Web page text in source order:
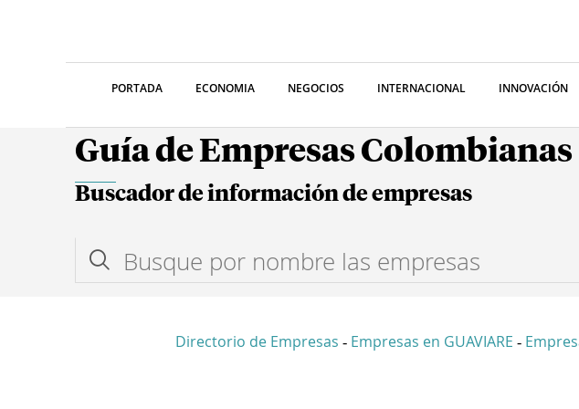
PORTADA ECONOMIA NEGOCIOS INTERNACIONAL INNOVACIÓN
Guía de Empresas Colombianas
Buscador de información de empresas
Directorio de Empresas - Empresas en GUAVIARE -